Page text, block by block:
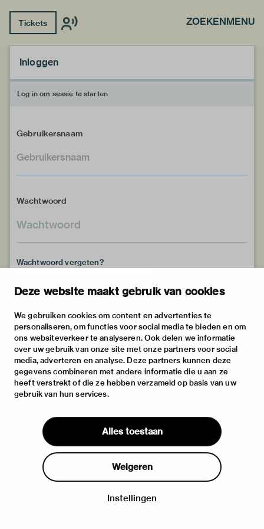
Deze website maakt gebruik van cookies
We gebruiken cookies om content en advertenties te
personaliseren, om functies voor social media te bieden en om
ons websiteverkeer te analyseren. Ook delen we informatie
over uw gebruik van onze site met onze partners voor social
media, adverteren en analyse. Deze partners kunnen deze
gegevens combineren met andere informatie die u aan ze
heeft verstrekt of die ze hebben verzameld op basis van uw
gebruik van hun services.
Alles toestaan
Weigeren
Instellingen
Tickets ZOEKENMENU
Inloggen
Log in om sessie te starten
Gebruikersnaam
Wachtwoord
Wachtwoord vergeten?